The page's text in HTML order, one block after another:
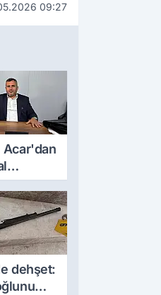
09:27
Acar'dan
aldı,
ettik'
dehşet: